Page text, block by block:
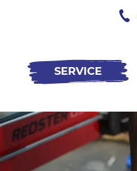
SERVICE